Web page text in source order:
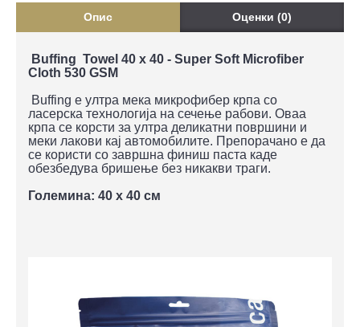
Опис Оценки (0)
Buffing Towel 40 x 40 - Super Soft Microfiber
Cloth 530 GSM
Buffing е ултра мека микрофибер крпа со
ласерска технологија на сечење рабови. Оваа
крпа се корсти за ултра деликатни површини и
меки лакови кај автомобилите. Препорачано е да
се користи со завршна финиш паста каде
обезбедува бришење без никакви траги.
Големина: 40 x 40 см